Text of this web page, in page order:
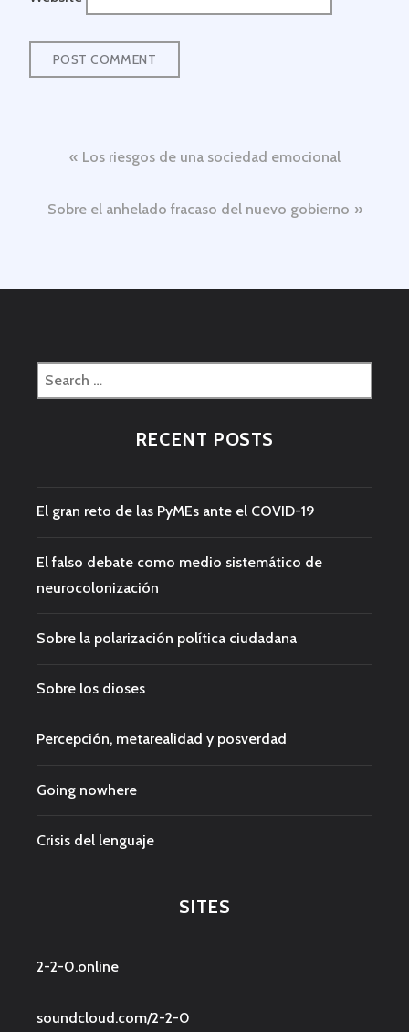
Post
navigation
Los riesgos de una sociedad emocional
Sobre el anhelado fracaso del nuevo gobierno
Search
for:
RECENT POSTS
El gran reto de las PyMEs ante el COVID-19
El falso debate como medio sistemático de
neurocolonización
Sobre la polarización política ciudadana
Sobre los dioses
Percepción, metarealidad y posverdad
Going nowhere
Crisis del lenguaje
SITES
2-2-0.online
soundcloud.com/2-2-0